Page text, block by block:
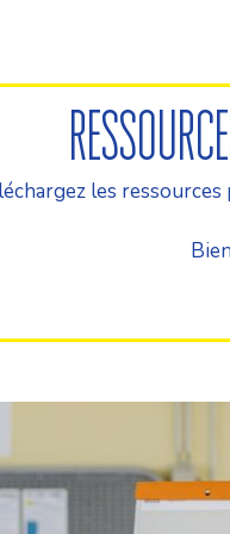
les